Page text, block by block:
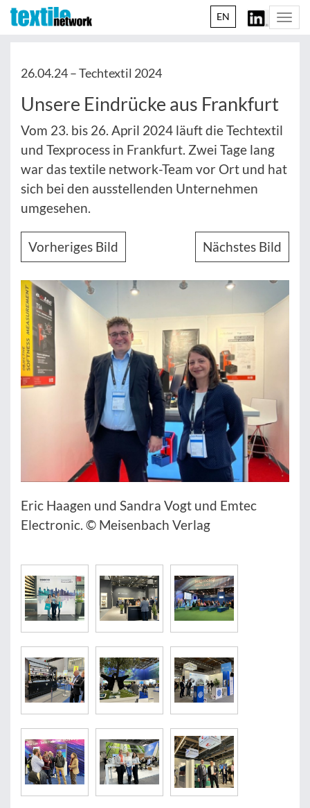
EN
26.04.24 –Techtextil 2024
Unsere Eindrücke aus Frankfurt
Vom 23. bis 26. April 2024 läuft die Techtextil
und Texprocess in Frankfurt. Zwei Tage lang
war das textile network-Team vor Ort und hat
sich bei den ausstellenden Unternehmen
umgesehen.
Vorheriges Bild Nächstes Bild
Eric Haagen und Sandra Vogt und Emtec
Electronic. © Meisenbach Verlag